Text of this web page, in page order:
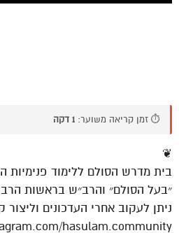
⏱️ זמן קריאה משוער: 1 דקה
❦
בית מדרש הסולם ללימוד
״בעל הסולם״ והרב״ש בראשות הרב
ניתן לעקוב אחרי העדכונים וליצור
hasulam.community